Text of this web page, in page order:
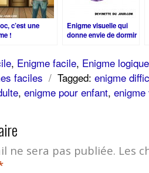
c’est une
!
Enigme visuelle qui
donne envie de dormir
, Enigme facile, Enigme logique
faciles / Tagged: enigme
, enigme pour enfant,
ne sera pas publiée. Les